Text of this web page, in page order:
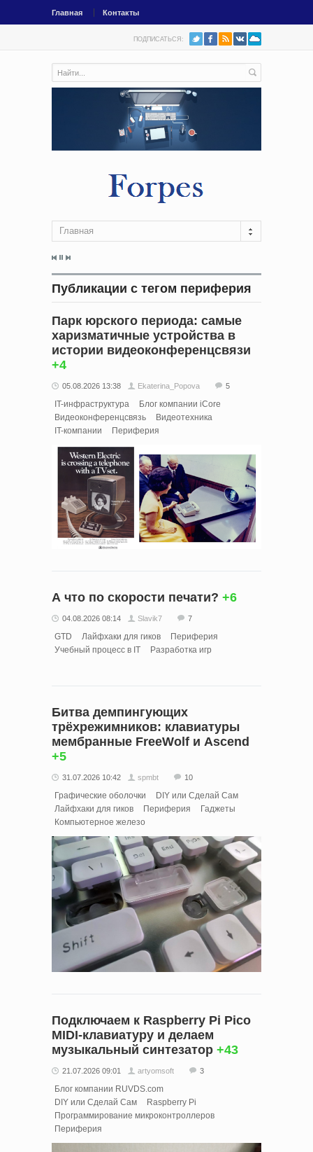
Главная Контакты
ПОДПИСАТЬСЯ:
Главная
Публикации с тегом периферия
Парк юрского периода: самые
харизматичные устройства в
истории видеоконференцсвязи
+4
05.08.2026 13:38 Ekaterina_Popova 5
IT-инфраструктура
Блог компании iCore
Видеоконференцсвязь
Видеотехника
IT-компании
Периферия
А что по скорости печати? +6
04.08.2026 08:14 Slavik7 7
GTD Лайфхаки для гиков
Периферия
Учебный процесс в IT
Разработка игр
Битва демпингующих
трёхрежимников: клавиатуры
мембранные FreeWolf и Ascend
+5
31.07.2026 10:42 spmbt 10
Графические оболочки
DIY или Сделай Сам
Лайфхаки для гиков
Периферия
Гаджеты
Компьютерное железо
Подключаем к Raspberry Pi Pico
MIDI-клавиатуру и делаем
музыкальный синтезатор +43
21.07.2026 09:01 artyomsoft 3
Блог компании RUVDS.com
DIY или Сделай Сам
Raspberry Pi
Программирование микроконтроллеров
Периферия